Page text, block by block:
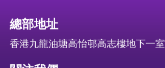
總部地址
香港九龍油塘高怡邨高志樓地下一室